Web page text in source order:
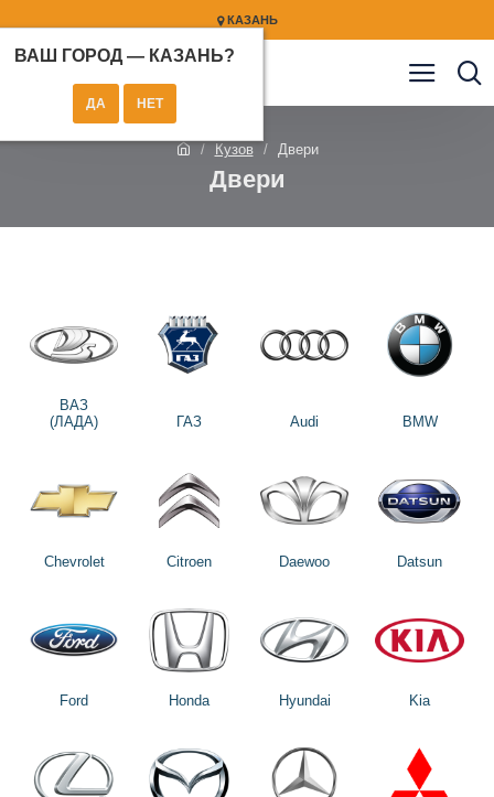
КАЗАНЬ
ВАШ ГОРОД — КАЗАНЬ?
Кузов Двери
Двери
ВАЗ
(ЛАДА)
ГАЗ Audi BMW
Chevrolet Citroen Daewoo Datsun
Ford Honda Hyundai Kia